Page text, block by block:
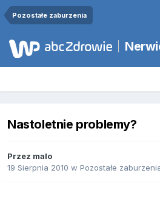
Pozostałe zaburzenia
Nastoletnie problemy?
Przez malo
19 Sierpnia 2010 w Pozostałe